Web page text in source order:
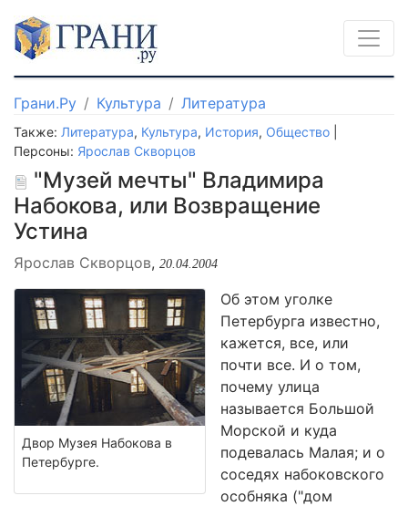
Грани.Ру Культура Литература
Также: Литература, Культура, История, Общество
Персоны: Ярослав Скворцов
"Музей мечты" Владимира
Набокова, или Возвращение
Устина
Ярослав Скворцов, 20.04.2004
Двор Музея Набокова в
Петербурге.
Об этом уголке
Петербурга известно,
кажется, все, или
почти все. И о том,
почему улица
называется Большой
Морской и куда
подевалась Малая; и о
соседях набоковского
особняка ("дом